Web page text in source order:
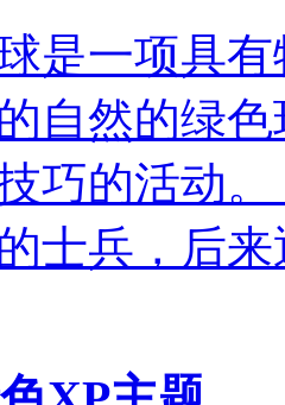
是一项具
自然的绿
巧的活动
士兵，后